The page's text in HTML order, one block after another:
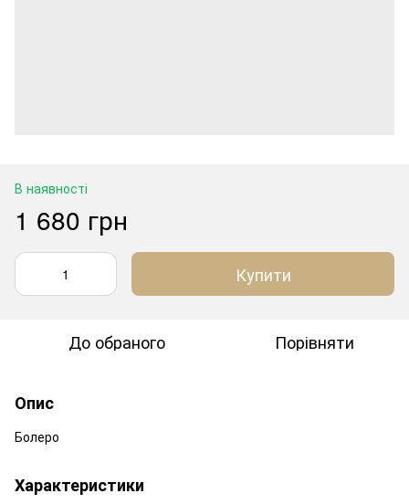
В наявності
1 680 грн
Купити
До обраного Порівняти
Опис
Болеро
Характеристики